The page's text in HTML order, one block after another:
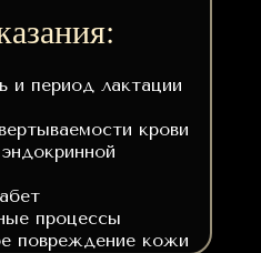
и период лактации
крови
процессы
повреждение кожи